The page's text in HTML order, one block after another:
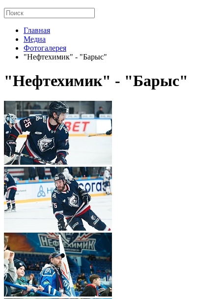
Главная
Медиа
Фотогалерея
"Нефтехимик" - "Барыс"
"Нефтехимик" - "Барыс"